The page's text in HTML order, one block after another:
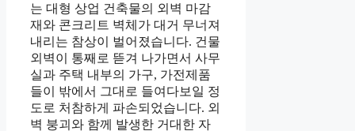
는 대형 상업 건축물의 외벽 마감
재와 콘크리트 벽체가 대거 무너져
내리는 참상이 벌어졌습니다. 건물
외벽이 통째로 뜯겨 나가면서 사무
실과 주택 내부의 가구, 가전제품
들이 밖에서 그대로 들여다보일 정
도로 처참하게 파손되었습니다. 외
벽 붕괴와 함께 발생한 거대한 자